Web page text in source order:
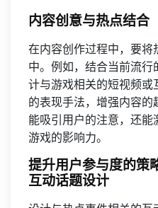
内容创意与热点结合
在内容创作过程中，要将
中。例如，结合当前流
计与游戏相关的短视频或
的表现手法，增强内容的
能吸引用户的注意，还能
游戏的影响力。
提升用户参与度的策
互动话题设计